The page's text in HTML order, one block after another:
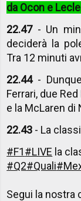
da Ocon e
22.47 - Un
deciderà la
Tra 12 minuti
22.44 -
Ferrari, due
e la McLaren di
22.43 - La
#F1#LIVE la
#Q2#Quali
Segui la nostra